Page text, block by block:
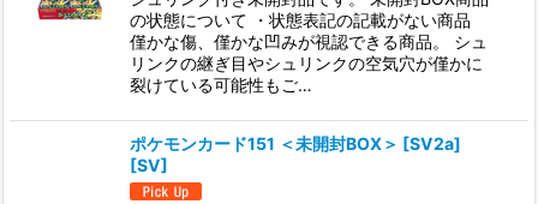
の状態について ・状態表記の記載がない商品
僅かな傷、僅かな凹みが視認できる商品。 シュ
リンクの継ぎ目やシュリンクの空気穴が僅かに
裂けている可能性もご…
ポケモンカード151 ＜未開封BOX＞ [SV2a]
[SV]